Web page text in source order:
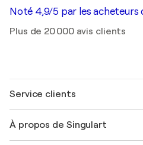
Noté 4,9/5 par les acheteurs
Plus de 20 000 avis clients
Service clients
Expédition
À propos de Singulart